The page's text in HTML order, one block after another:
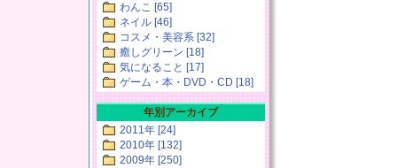
わんこ [65]
ネイル [46]
コスメ・美容系 [32]
癒しグリーン [18]
気になること [17]
ゲーム・本・DVD・CD [18]
年別アーカイブ
2011年 [24]
2010年 [132]
2009年 [250]